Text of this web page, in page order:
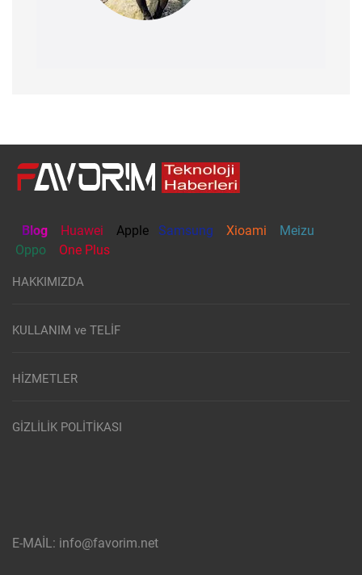
Blog Huawei Apple Samsung Xioami
Meizu
Oppo
One Plus
HAKKIMIZDA
KULLANIM ve TELİF
HİZMETLER
GİZLİLİK POLİTİKASI
E-MAİL: info@favorim.net